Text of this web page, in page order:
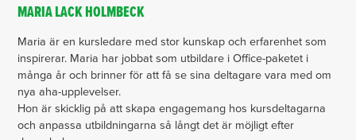
MARIA LACK HOLMBECK
Maria är en kursledare med stor kunskap och erfarenhet som
inspirerar. Maria har jobbat som utbildare i Office-paketet i
många år och brinner för att få se sina deltagare vara med om
nya aha-upplevelser.
Hon är skicklig på att skapa engagemang hos kursdeltagarna
och anpassa utbildningarna så långt det är möjligt efter